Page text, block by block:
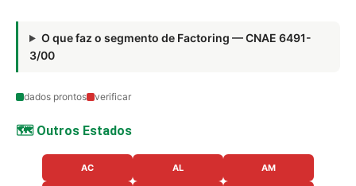
O que faz o segmento de Factoring — CNAE 6491-
3/00
dados prontos verificar
🗺️ Outros Estados
AC AL AM